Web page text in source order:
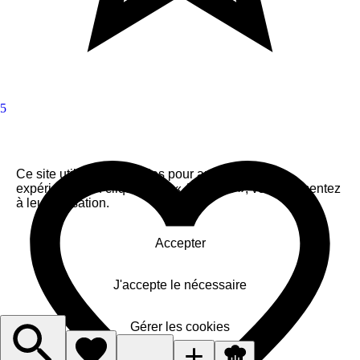
5
Ce site utilise des cookies pour améliorer votre
expérience. En cliquant sur « Accepter », vous consentez
à leur utilisation.
Accepter
J'accepte le nécessaire
Gérer les cookies